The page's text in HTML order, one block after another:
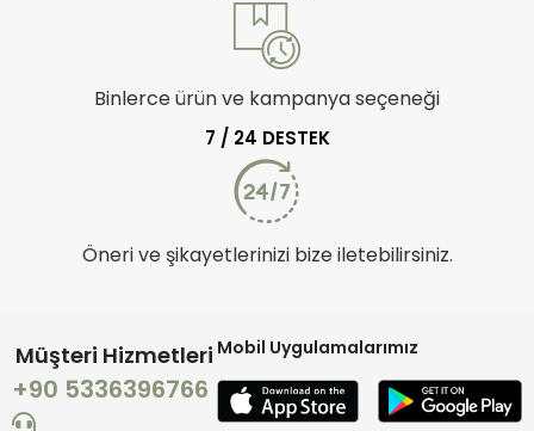
Binlerce ürün ve kampanya seçeneği
7 / 24 DESTEK
Öneri ve şikayetlerinizi bize iletebilirsiniz.
Müşteri Hizmetleri
+90 5336396766
Mobil Uygulamalarımız